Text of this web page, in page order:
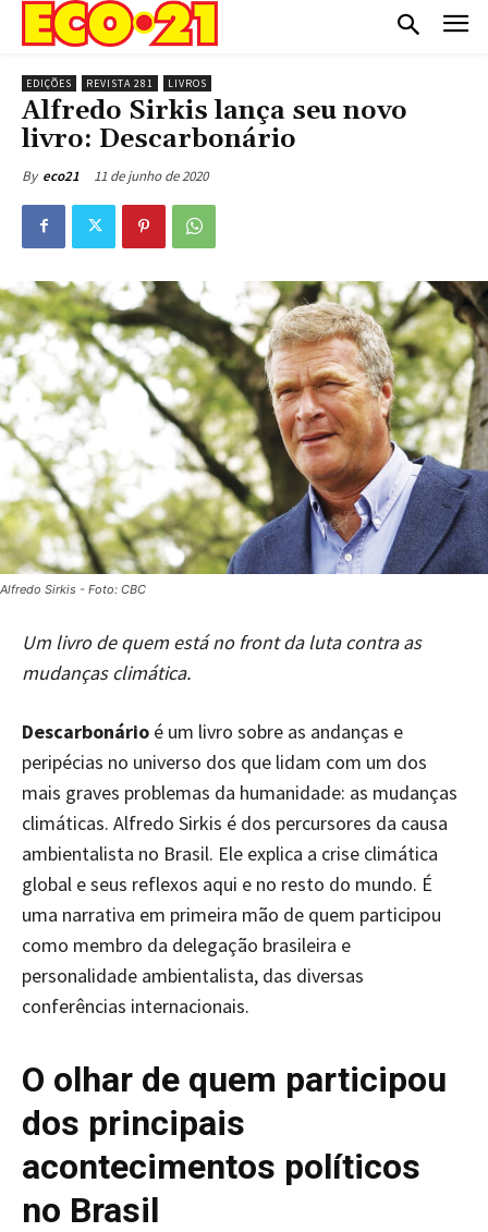
EDIÇÕES REVISTA 281 LIVROS
Alfredo Sirkis lança seu novo
livro: Descarbonário
By eco21 11 de junho de 2020
Alfredo Sirkis - Foto: CBC
Um livro de quem está no front da luta contra as
mudanças climática.
Descarbonário é um livro sobre as andanças e
peripécias no universo dos que lidam com um dos
mais graves problemas da humanidade: as mudanças
climáticas. Alfredo Sirkis é dos percursores da causa
ambientalista no Brasil. Ele explica a crise climática
global e seus reflexos aqui e no resto do mundo. É
uma narrativa em primeira mão de quem participou
como membro da delegação brasileira e
personalidade ambientalista, das diversas
conferências internacionais.
O olhar de quem participou
dos principais
acontecimentos políticos
no Brasil